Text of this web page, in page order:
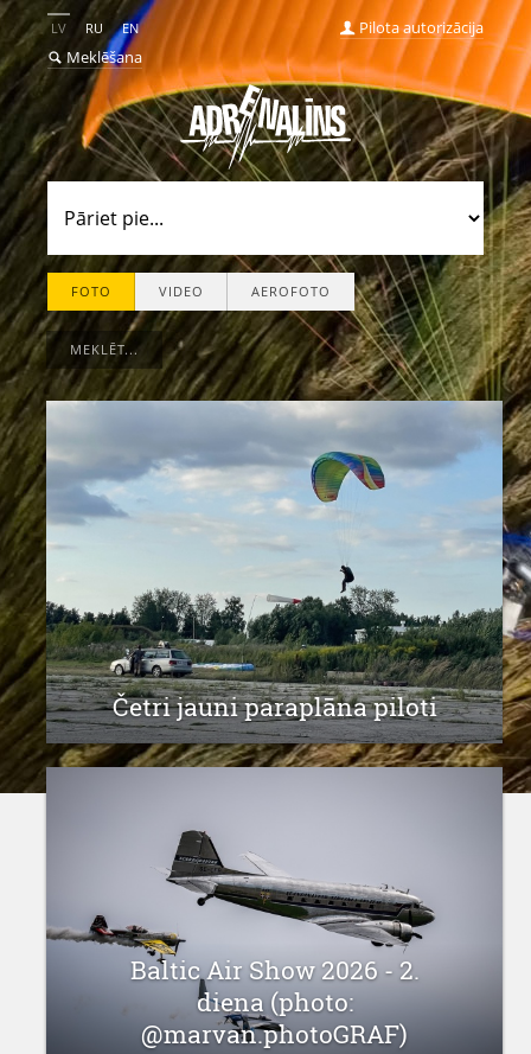
LV RU EN
Meklēšana
Pilota autorizācija
FOTO VIDEO AEROFOTO
MEKLĒT...
Četri jauni paraplāna piloti
Baltic Air Show 2026 - 2.
diena (photo:
@marvan.photoGRAF)